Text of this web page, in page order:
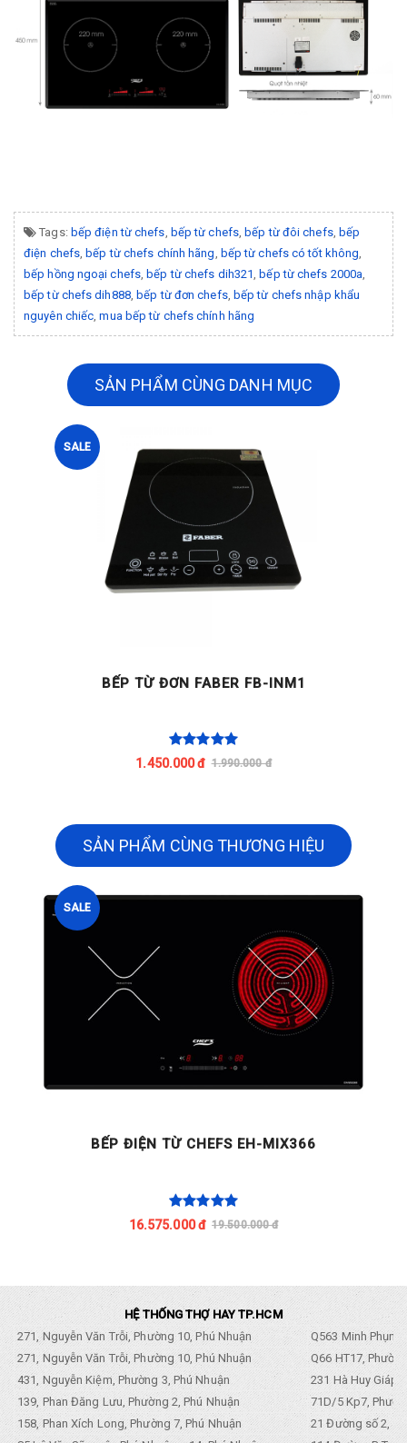
Tags: bếp điện từ chefs bếp từ chefs, bếp từ đôi chefs, bếp
điện chefs bếp từ chefs chính hãng bếp từ chefs có tốt không
bếp hồng ngoại chefs bếp từ chefs dih321 bếp từ chefs 2000a
bếp từ chefs dih888, bếp từ đơn chefs, bếp từ chefs nhập khẩu
nguyên chiếc ,mua bếp từ chefs chính hãng
SẢN PHẨM CÙNG DANH MỤC
SALE
BẾP TỪ ĐƠN FABER FB-INM1
1.450.000 đ 1.990.000 đ
SẢN PHẨM CÙNG THƯƠNG HIỆU
SALE
BẾP ĐIỆN TỪ CHEFS EH-MIX366
16.575.000 đ 19.500.000 đ
HỆ THỐNG THỢ HAY TP.HCM
271, Nguyễn Văn Trỗi, Phường 10, Phú Nhuận
Q563 Minh
271, Nguyễn Văn Trỗi, Phường 10, Phú Nhuận
Q66 HT17,
431, Nguyễn Kiệm, Phường 3, Phú Nhuận
231 Hà Huy Giáp,
139, Phan Đăng Lưu, Phường 2, Phú Nhuận
71D/5 Kp7,
158, Phan Xích Long, Phường 7, Phú Nhuận
21 Đường số 2,